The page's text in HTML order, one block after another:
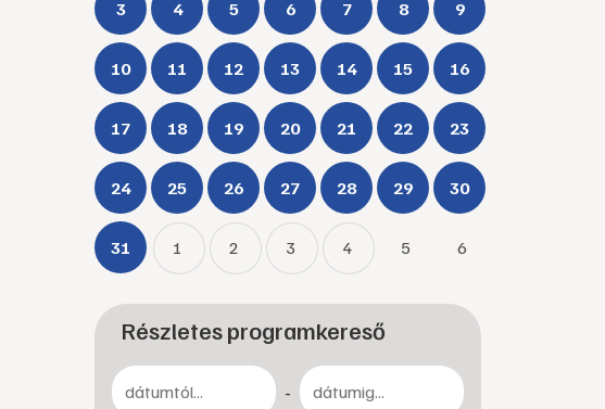
3 4 5 6 7 8 9
10 11 12 13 14 15 16
17 18 19 20 21 22 23
24 25 26 27 28 29 30
31 1 2 3 4 5 6
Részletes programkereső
-